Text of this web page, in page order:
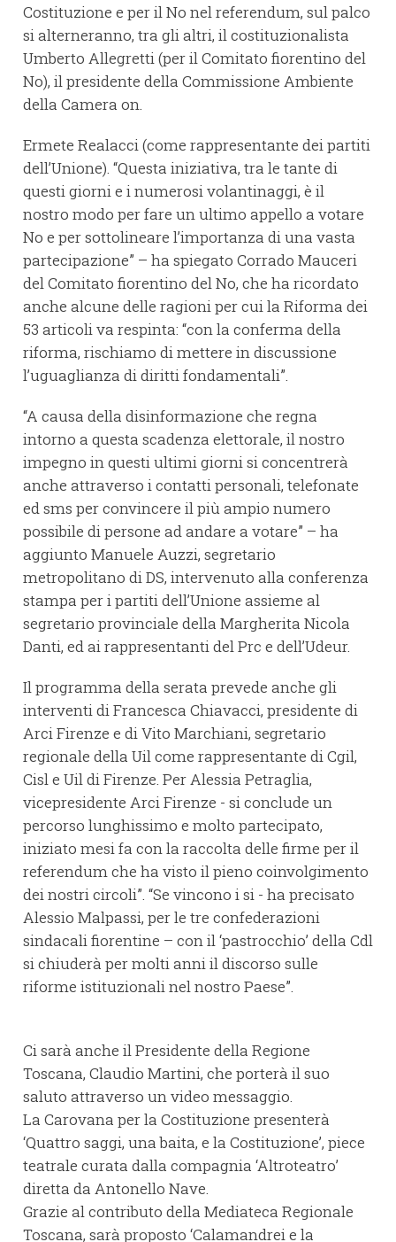
Costituzione e per il No nel referendum, sul palco
si alterneranno, tra gli altri, il costituzionalista
Umberto Allegretti (per il Comitato fiorentino del
No), il presidente della Commissione Ambiente
della Camera on.
Ermete Realacci (come rappresentante dei partiti
dell’Unione). “Questa iniziativa, tra le tante di
questi giorni e i numerosi volantinaggi, è il
nostro modo per fare un ultimo appello a votare
No e per sottolineare l’importanza di una vasta
partecipazione” – ha spiegato Corrado Mauceri
del Comitato fiorentino del No, che ha ricordato
anche alcune delle ragioni per cui la Riforma dei
53 articoli va respinta: “con la conferma della
riforma, rischiamo di mettere in discussione
l’uguaglianza di diritti fondamentali”.
“A causa della disinformazione che regna
intorno a questa scadenza elettorale, il nostro
impegno in questi ultimi giorni si concentrerà
anche attraverso i contatti personali, telefonate
ed sms per convincere il più ampio numero
possibile di persone ad andare a votare” – ha
aggiunto Manuele Auzzi, segretario
metropolitano di DS, intervenuto alla conferenza
stampa per i partiti dell’Unione assieme al
segretario provinciale della Margherita Nicola
Danti, ed ai rappresentanti del Prc e dell’Udeur.
Il programma della serata prevede anche gli
interventi di Francesca Chiavacci, presidente di
Arci Firenze e di Vito Marchiani, segretario
regionale della Uil come rappresentante di Cgil,
Cisl e Uil di Firenze. Per Alessia Petraglia,
vicepresidente Arci Firenze - si conclude un
percorso lunghissimo e molto partecipato,
iniziato mesi fa con la raccolta delle firme per il
referendum che ha visto il pieno coinvolgimento
dei nostri circoli”. “Se vincono i si - ha precisato
Alessio Malpassi, per le tre confederazioni
sindacali fiorentine – con il ‘pastrocchio’ della Cdl
si chiuderà per molti anni il discorso sulle
riforme istituzionali nel nostro Paese”.
Ci sarà anche il Presidente della Regione
Toscana, Claudio Martini, che porterà il suo
saluto attraverso un video messaggio.
La Carovana per la Costituzione presenterà
‘Quattro saggi, una baita, e la Costituzione’, piece
teatrale curata dalla compagnia ‘Altroteatro’
diretta da Antonello Nave.
Grazie al contributo della Mediateca Regionale
Toscana, sarà proposto ‘Calamandrei e la